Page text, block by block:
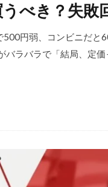
べき？失敗
円弱、コンビニだと
ラバラで「結局、定価